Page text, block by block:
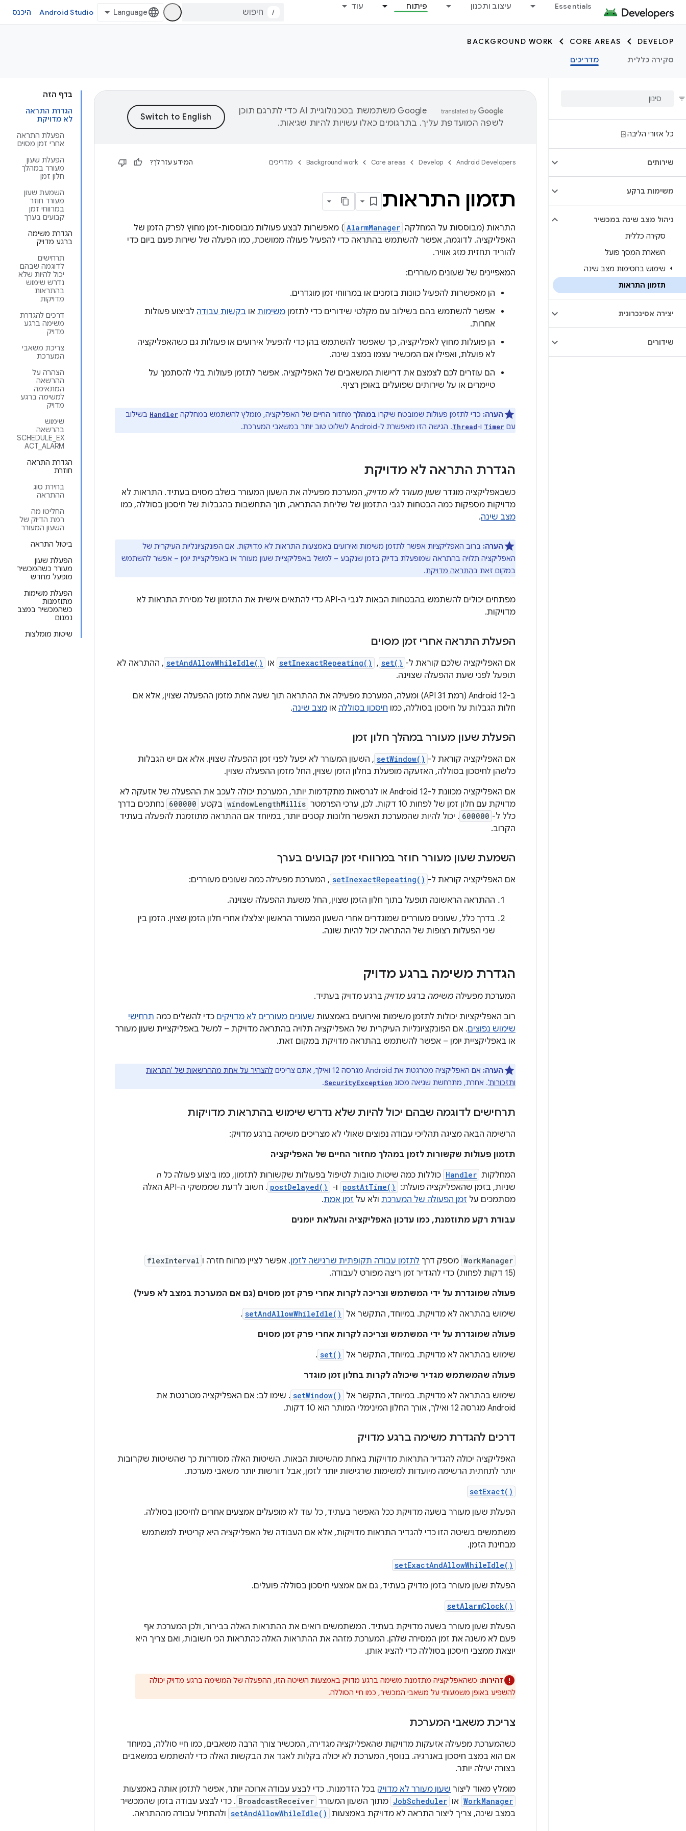
Essentials עיצוב ותכנון פיתוח עוד
/
Android Studio היכנס
DEVELOP
CORE AREAS
BACKGROUND WORK
סקירה כללית
מדריכים
כל אזורי הליבה ⍈
שירותים
משימות ברקע
ניהול מצב שינה במכשיר
סקירה כללית
השארת המסך פועל
שימוש בחסימות מצב שינה
תזמון התראות
יצירה אסינכרונית
שידורים
בדף הזה
הגדרת התראה
לא מדויקת
הפעלת התראה
אחרי זמן מסוים
הפעלת שעון
מעורר במהלך
חלון זמן
השמעת שעון
מעורר חוזר
במרווחי זמן
קבועים בערך
הגדרת משימה
ברגע מדויק
תרחישים
לדוגמה שבהם
יכול להיות שלא
נדרש שימוש
בהתראות
מדויקות
דרכים להגדרת
משימה ברגע
מדויק
צריכת משאבי
המערכת
הצהרה על
ההרשאה
המתאימה
למשימה ברגע
מדויק
שימוש
בהרשאה
SCHEDULE_EX
ACT_ALARM
הגדרת התראה
חוזרת
בחירת סוג
ההתראה
החליטו מה
רמת הדיוק של
השעון המעורר
ביטול התראה
הפעלת שעון
מעורר כשהמכשיר
מופעל מחדש
הפעלת משימות
מתוזמנות
כשהמכשיר במצב
נמנום
שיטות מומלצות
‫Google משתמשת בטכנולוגיית AI כדי לתרגם תוכן
לשפה המועדפת עליך. בתרגומים כאלו עשויות להיות שגיאות.
Android Developers
Develop
Core areas
Background work מדריכים המידע עזר לך?
תזמון התראות
התראות (מבוססות על המחלקה AlarmManager ) מאפשרות לבצע פעולות מבוססות-זמן מחוץ לפרק הזמן של
האפליקציה. לדוגמה, אפשר להשתמש בהתראה כדי להפעיל פעולה ממושכת, כמו הפעלה של שירות פעם ביום כדי
להוריד תחזית מזג אוויר.
המאפיינים של שעונים מעוררים:
הן מאפשרות להפעיל כוונות בזמנים או במרווחי זמן מוגדרים.
אפשר להשתמש בהם בשילוב עם מקלטי שידורים כדי לתזמן משימות או בקשות עבודה לביצוע פעולות
אחרות.
הן פועלות מחוץ לאפליקציה, כך שאפשר להשתמש בהן כדי להפעיל אירועים או פעולות גם כשהאפליקציה
לא פועלת, ואפילו אם המכשיר עצמו במצב שינה.
הם עוזרים לכם לצמצם את דרישות המשאבים של האפליקציה. אפשר לתזמן פעולות בלי להסתמך על
טיימרים או על שירותים שפועלים באופן רציף.
הערה: כדי לתזמן פעולות שמובטח שיקרו במהלך מחזור החיים של האפליקציה, מומלץ להשתמש במחלקה Handler בשילוב
עם Timer ו-Thread. הגישה הזו מאפשרת ל-Android לשלוט טוב יותר במשאבי המערכת.
הגדרת התראה לא מדויקת
כשבאפליקציה מוגדר שעון מעורר לא מדויק, המערכת מפעילה את השעון המעורר בשלב מסוים בעתיד. התראות לא
מדויקות מספקות כמה הבטחות לגבי התזמון של שליחת ההתראה, תוך התחשבות בהגבלות של חיסכון בסוללה, כמו
מצב שינה.
הערה: ברוב האפליקציות אפשר לתזמן משימות ואירועים באמצעות התראות לא מדויקות. אם הפונקציונליות העיקרית של
האפליקציה תלויה בהתראה שמופעלת בדיוק בזמן שנקבע – למשל באפליקציית שעון מעורר או באפליקציית יומן – אפשר להשתמש
במקום זאת בהתראה מדויקת.
מפתחים יכולים להשתמש בהבטחות הבאות לגבי ה-API כדי להתאים אישית את התזמון של מסירת התראות לא
מדויקות.
הפעלת התראה אחרי זמן מסוים
אם האפליקציה שלכם קוראת ל- set()
,‏
setInexactRepeating() או setAndAllowWhileIdle() , ההתראה לא
תופעל לפני שעת ההפעלה שצוינה.
ב-Android 12 (רמת API 31) ומעלה, המערכת מפעילה את ההתראה תוך שעה אחת מזמן ההפעלה שצוין, אלא אם
חלות הגבלות על חיסכון בסוללה, כמו חיסכון בסוללה או מצב שינה.
הפעלת שעון מעורר במהלך חלון זמן
אם האפליקציה קוראת ל- setWindow() , השעון המעורר לא יפעל לפני זמן ההפעלה שצוין. אלא אם יש הגבלות
כלשהן לחיסכון בסוללה, האזעקה מופעלת בחלון הזמן שצוין, החל מזמן ההפעלה שצוין.
אם האפליקציה מכוונת ל-Android 12 או לגרסאות מתקדמות יותר, המערכת יכולה לעכב את ההפעלה של אזעקה לא
מדויקת עם חלון זמן של לפחות 10 דקות. לכן, ערכי הפרמטר
windowLengthMillis בקטע 600000 נחתכים בדרך
כלל ל- 600000 . יכול להיות שהמערכת תאפשר חלונות קטנים יותר, במיוחד אם ההתראה מתוזמנת להפעלה בעתיד
הקרוב.
השמעת שעון מעורר חוזר במרווחי זמן קבועים בערך
אם האפליקציה קוראת ל- setInexactRepeating() , המערכת מפעילה כמה שעונים מעוררים:
ההתראה הראשונה תופעל בתוך חלון הזמן שצוין, החל משעת ההפעלה שצוינה.
בדרך כלל, שעונים מעוררים שמוגדרים אחרי השעון המעורר הראשון יצלצלו אחרי חלון הזמן שצוין. הזמן בין
שני הפעלות רצופות של ההתראה יכול להיות שונה.
הגדרת משימה ברגע מדויק
המערכת מפעילה משימה ברגע מדויק ברגע מדויק בעתיד.
רוב האפליקציות יכולות לתזמן משימות ואירועים באמצעות שעונים מעוררים לא מדויקים כדי להשלים כמה תרחישי
שימוש נפוצים. אם הפונקציונליות העיקרית של האפליקציה תלויה בהתראה מדויקת – למשל באפליקציית שעון מעורר
או באפליקציית יומן – אפשר להשתמש בהתראה מדויקת במקום זאת.
הערה: אם האפליקציה מטרגטת את Android מגרסה 12 ואילך, אתם צריכים
להצהיר על אחת מההרשאות של 'התראות
ותזכורות'. אחרת, מתרחשת שגיאה מסוג SecurityException
.
תרחישים לדוגמה שבהם יכול להיות שלא נדרש שימוש בהתראות מדויקות
הרשימה הבאה מציגה תהליכי עבודה נפוצים שאולי לא מצריכים משימה ברגע מדויק:
תזמון פעולות שקשורות לזמן במהלך מחזור החיים של האפליקציה
המחלקות Handler כוללות כמה שיטות טובות לטיפול בפעולות שקשורות לתזמון, כמו ביצוע פעולה כל n
שניות, בזמן שהאפליקציה פועלת:
postAtTime() ו- postDelayed()
. חשוב לדעת שממשקי ה-API האלה
מסתמכים על זמן הפעולה של המערכת ולא על זמן אמת.
עבודת רקע מתוזמנת, כמו עדכון האפליקציה והעלאת יומנים
WorkManager מספק דרך לתזמן עבודה תקופתית שרגישה לזמן. אפשר לציין מרווח חזרה ו flexInterval
(15 דקות לפחות) כדי להגדיר זמן ריצה מפורט לעבודה.
פעולה שמוגדרת על ידי המשתמש וצריכה לקרות אחרי פרק זמן מסוים (גם אם המערכת במצב לא פעיל)
שימוש בהתראה לא מדויקת. במיוחד, התקשר אל
setAndAllowWhileIdle()
.
פעולה שמוגדרת על ידי המשתמש וצריכה לקרות אחרי פרק זמן מסוים
שימוש בהתראה לא מדויקת. במיוחד, התקשר אל
set()
.
פעולה שהמשתמש מגדיר שיכולה לקרות בחלון זמן מוגדר
שימוש בהתראה לא מדויקת. במיוחד, התקשר אל
setWindow() . שימו לב: אם האפליקציה מטרגטת את
Android מגרסה 12 ואילך, אורך החלון המינימלי המותר הוא 10 דקות.
דרכים להגדרת משימה ברגע מדויק
האפליקציה יכולה להגדיר התראות מדויקות באחת מהשיטות הבאות. השיטות האלה מסודרות כך שהשיטות שקרובות
יותר לתחתית הרשימה מיועדות למשימות שרגישות יותר לזמן, אבל דורשות יותר משאבי מערכת.
setExact()
הפעלת שעון מעורר בשעה מדויקת ככל האפשר בעתיד, כל עוד לא מופעלים אמצעים אחרים לחיסכון בסוללה.
משתמשים בשיטה הזו כדי להגדיר התראות מדויקות, אלא אם העבודה של האפליקציה היא קריטית למשתמש
מבחינת הזמן.
setExactAndAllowWhileIdle()
הפעלת שעון מעורר בזמן מדויק בעתיד, גם אם אמצעי חיסכון בסוללה פועלים.
setAlarmClock()
הפעלת שעון מעורר בשעה מדויקת בעתיד. המשתמשים רואים את ההתראות האלה בבירור, ולכן המערכת אף
פעם לא משנה את זמן המסירה שלהן. המערכת מזהה את ההתראות האלה כהתראות הכי חשובות, ואם צריך היא
יוצאת ממצבי חיסכון בסוללה כדי להציג אותן.
זהירות: כשהאפליקציה מתזמנת משימה ברגע מדויק באמצעות השיטה הזו, ההפעלה של המשימה ברגע מדויק יכולה
להשפיע באופן משמעותי על משאבי המכשיר, כמו חיי הסוללה.
צריכת משאבי המערכת
כשהמערכת מפעילה אזעקות מדויקות שהאפליקציה מגדירה, המכשיר צורך הרבה משאבים, כמו חיי סוללה, במיוחד
אם הוא במצב חיסכון באנרגיה. בנוסף, המערכת לא יכולה בקלות לאגד את הבקשות האלה כדי להשתמש במשאבים
בצורה יעילה יותר.
מומלץ מאוד ליצור שעון מעורר לא מדויק בכל הזדמנות. כדי לבצע עבודה ארוכה יותר, אפשר לתזמן אותה באמצעות
WorkManager או JobScheduler מתוך השעון המעורר BroadcastReceiver . כדי לבצע עבודה בזמן שהמכשיר
במצב שינה, צריך ליצור התראה לא מדויקת באמצעות setAndAllowWhileIdle() ולהתחיל עבודה מההתראה.